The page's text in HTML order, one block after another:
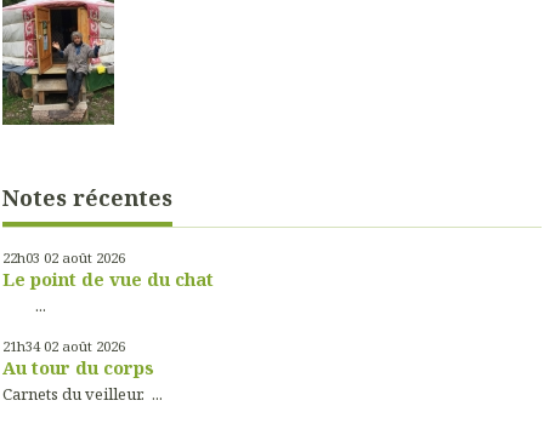
Notes récentes
22h03 02 août 2026
Le point de vue du chat
...
21h34 02 août 2026
Au tour du corps
Carnets du veilleur. ...